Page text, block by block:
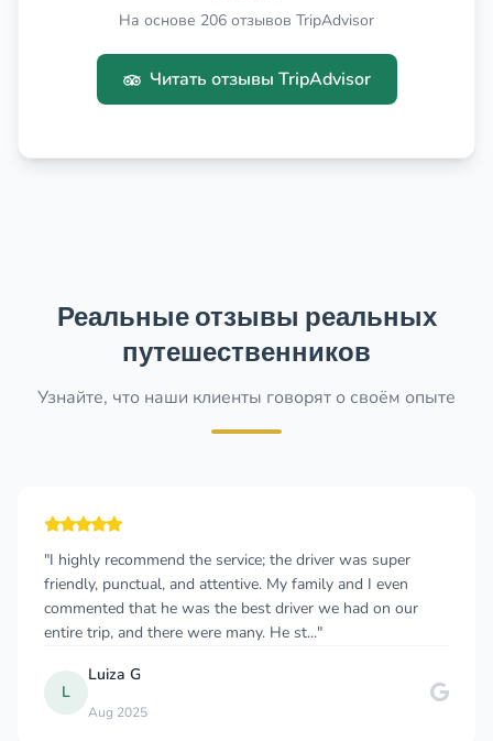
На основе 206 отзывов TripAdvisor
Читать отзывы TripAdvisor
Реальные отзывы реальных
путешественников
Узнайте, что наши клиенты говорят о своём опыте
"I highly recommend the service; the driver was super
friendly, punctual, and attentive. My family and I even
commented that he was the best driver we had on our
entire trip, and there were many. He st..."
L
Luiza G
Aug 2025